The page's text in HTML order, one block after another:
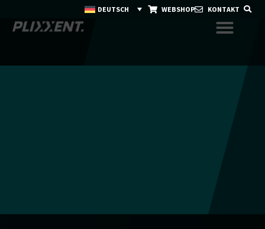
DEUTSCH WEBSHOP KONTAKT